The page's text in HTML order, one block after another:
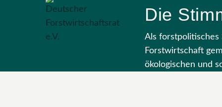
Die
Als
Forstwirtschaft
ökologischen und